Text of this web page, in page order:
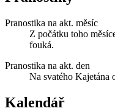
Pranostika na akt. měsíc
Z počátku toho
fouká.
Pranostika na akt. den
Na svatého Kajetána
Kalendář